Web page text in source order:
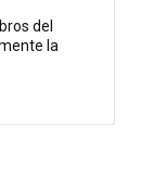
del
la